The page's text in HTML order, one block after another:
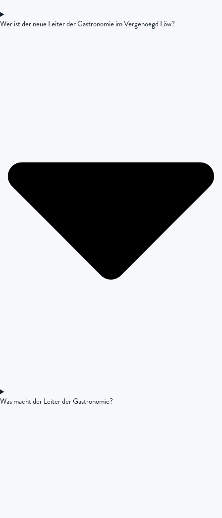
Wer ist der neue Leiter der Gastronomie im Vergenoegd Löw?
Was macht der Leiter der Gastronomie?